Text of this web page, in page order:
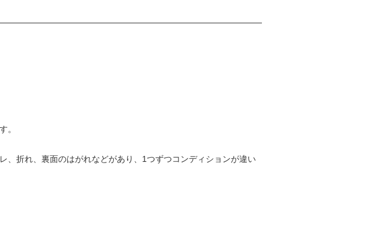
。
折れ、裏面のはがれなどがあり、1つずつコンディションが違い